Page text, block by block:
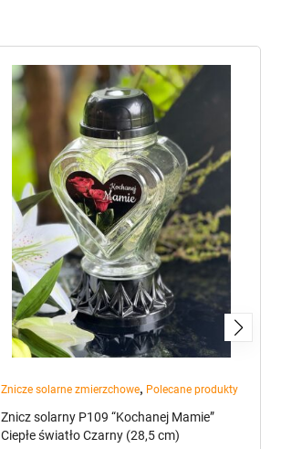
Znicze solarne zmierzchowe, Polecane produkty
Znicz solarny P109 “Kochanej Mamie”
Ciepłe światło Czarny (28,5 cm)